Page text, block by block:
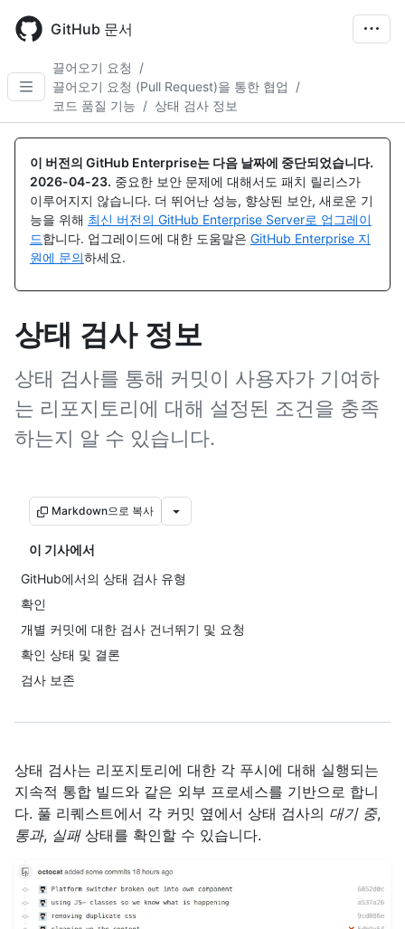
main
GitHub 문서
끌어오기 요청
/
끌어오기 요청 (Pull Request)을 통한 협업
/
코드 품질 기능 / 상태 검사 정보
이 버전의 GitHub Enterprise는 다음 날짜에 중단되었습니다.
2026-04-23. 중요한 보안 문제에 대해서도 패치 릴리스가
이루어지지 않습니다. 더 뛰어난 성능, 향상된 보안, 새로운 기
능을 위해 최신 버전의 GitHub Enterprise Server로 업그레이
드합니다. 업그레이드에 대한 도움말은 GitHub Enterprise 지
원에 문의하세요.
상태 검사 정보
상태 검사를 통해 커밋이 사용자가 기여하
는 리포지토리에 대해 설정된 조건을 충족
하는지 알 수 있습니다.
Markdown으로 복사
이 기사에서
GitHub에서의 상태 검사 유형
확인
개별 커밋에 대한 검사 건너뛰기 및 요청
확인 상태 및 결론
검사 보존
상태 검사는 리포지토리에 대한 각 푸시에 대해 실행되는
지속적 통합 빌드와 같은 외부 프로세스를 기반으로 합니
다. 풀 리퀘스트에서 각 커밋 옆에서 상태 검사의 대기 중,
통과, 실패상태를 확인할 수 있습니다.